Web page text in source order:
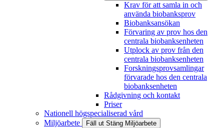
Krav för att samla in och
använda biobanksprov
Biobanksansökan
Förvaring av prov hos den
centrala biobanksenheten
Utplock av prov från den
centrala biobanksenheten
Forskningsprovsamlingar
förvarade hos den centrala
biobanksenheten
Rådgivning och kontakt
Priser
Nationell högspecialiserad vård
Miljöarbete
Fäll ut Stäng Miljöarbete